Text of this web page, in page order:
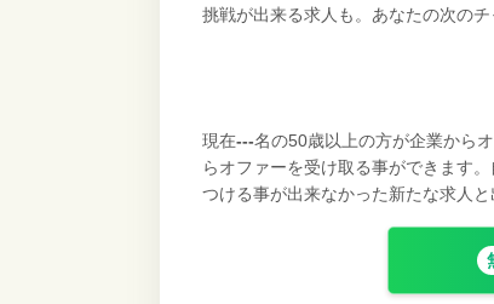
挑戦が出来る求人も。あなたの次の
現在---名の50歳以上の方が企業から
らオファーを受け取る事ができます
つける事が出来なかった新たな求人と